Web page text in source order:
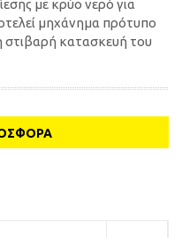
με κρύο νερό για
μηχάνημα πρότυπο
στιβαρή κατασκευή του